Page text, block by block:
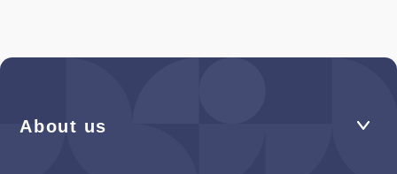
About us